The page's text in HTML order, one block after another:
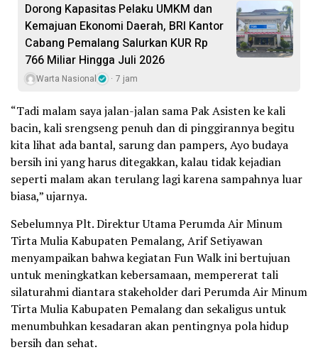
Dorong Kapasitas Pelaku UMKM dan
Kemajuan Ekonomi Daerah, BRI Kantor
Cabang Pemalang Salurkan KUR Rp
766 Miliar Hingga Juli 2026
Warta Nasional 7 jam
“Tadi malam saya jalan-jalan sama Pak Asisten ke kali
bacin, kali srengseng penuh dan di pinggirannya begitu
kita lihat ada bantal, sarung dan pampers, Ayo budaya
bersih ini yang harus ditegakkan, kalau tidak kejadian
seperti malam akan terulang lagi karena sampahnya luar
biasa,” ujarnya.
Sebelumnya Plt. Direktur Utama Perumda Air Minum
Tirta Mulia Kabupaten Pemalang, Arif Setiyawan
menyampaikan bahwa kegiatan Fun Walk ini bertujuan
untuk meningkatkan kebersamaan, mempererat tali
silaturahmi diantara stakeholder dari Perumda Air Minum
Tirta Mulia Kabupaten Pemalang dan sekaligus untuk
menumbuhkan kesadaran akan pentingnya pola hidup
bersih dan sehat.